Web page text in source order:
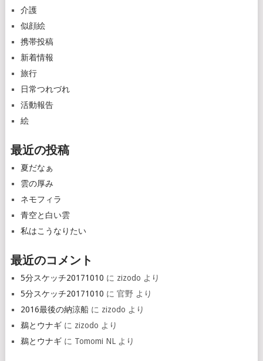
介護
似顔絵
携帯投稿
新着情報
旅行
日常つれづれ
活動報告
絵
最近の投稿
夏だなぁ
雲の厚み
ネモフィラ
青空と白い雲
私はこうなりたい
最近のコメント
5分スケッチ20171010 に zizodo より
5分スケッチ20171010 に 官野 より
2016最後の納涼船に zizodo より
鵜とウナギに zizodo より
鵜とウナギに Tomomi NLより